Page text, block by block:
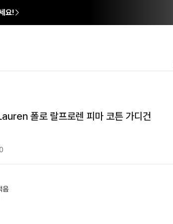
요!
폴로 랄프로렌 피마 코튼 가디건
음